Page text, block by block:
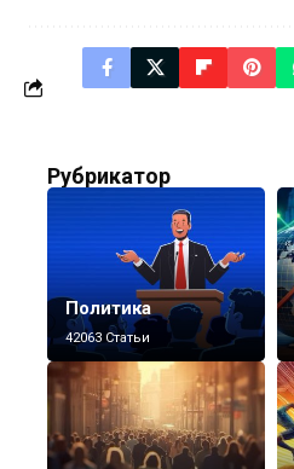
Рубрикатор
Политика
42063 Статьи